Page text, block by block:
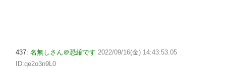
437: 名無しさん＠恐縮です 2022/09/16(金) 14:43:53.05
ID:qe2o3n9L0